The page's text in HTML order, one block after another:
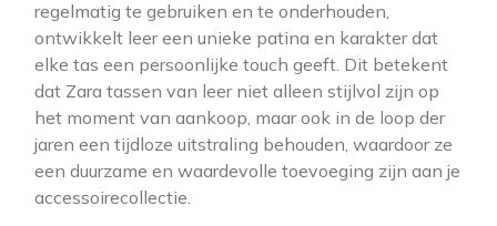
regelmatig te gebruiken en te onderhouden,
ontwikkelt leer een unieke patina en karakter dat
elke tas een persoonlijke touch geeft. Dit betekent
dat Zara tassen van leer niet alleen stijlvol zijn op
het moment van aankoop, maar ook in de loop der
jaren een tijdloze uitstraling behouden, waardoor ze
een duurzame en waardevolle toevoeging zijn aan je
accessoirecollectie.